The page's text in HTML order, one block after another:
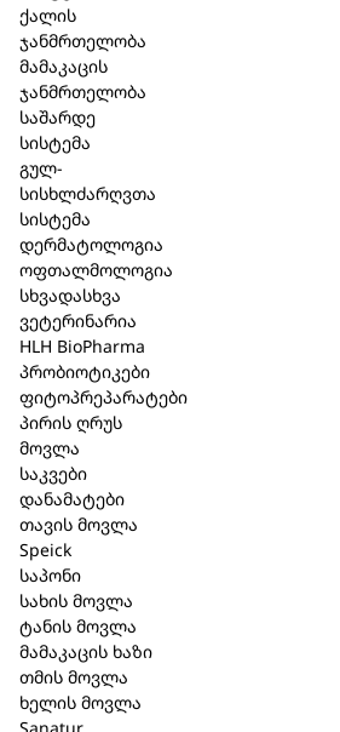
ქალის
ჯანმრთელობა
მამაკაცის
ჯანმრთელობა
საშარდე
სისტემა
გულ-
სისხლძარღვთა
სისტემა
დერმატოლოგია
ოფთალმოლოგია
სხვადასხვა
ვეტერინარია
HLH BioPharma
პრობიოტიკები
ფიტოპრეპარატები
პირის ღრუს
მოვლა
საკვები
დანამატები
თავის მოვლა
Speick
საპონი
სახის მოვლა
ტანის მოვლა
მამაკაცის ხაზი
თმის მოვლა
ხელის მოვლა
შპაიკი Thermal
სახის მოვლა
კატეგორია:სასაჩუქრე
მოკლე აღწერა
შპაიკი Thermal Sensitiv სახის
მლ. (441)
შპაიკი Thermal Sensitiv ღამის
შპაიკი Thermal Sensitiv დღის
ზეთით 50 მლ. (423)
შპაიკი Mixed Senses საპონი
(782)